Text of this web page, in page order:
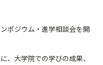
ポジウム・進学相談会を開
、大学院での学びの成果、